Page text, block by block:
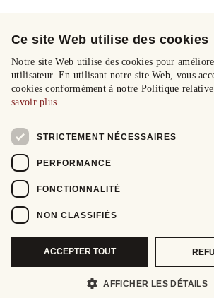
Ce site Web utilise des cookies
Notre site Web utilise des cookies pour
utilisateur. En utilisant notre site Web, vous
cookies conformément à notre Politique
savoir plus
STRICTEMENT NÉCESSAIRES
PERFORMANCE
FONCTIONNALITÉ
NON CLASSIFIÉS
ACCEPTER TOUT
AFFICHER LES DÉTAILS